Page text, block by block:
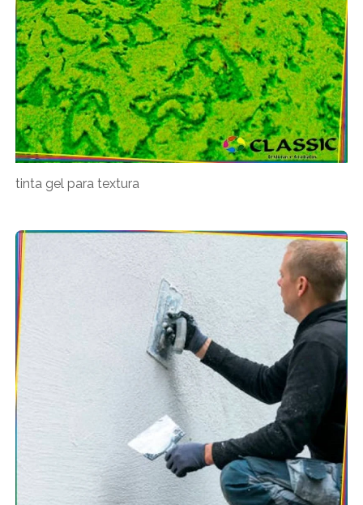
tinta gel para textura